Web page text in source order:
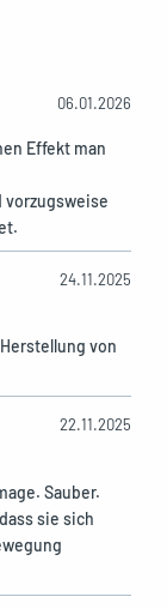
06.01.2026
Effekt man
24.11.2025
von
22.11.2025
Sauber.
sie sich